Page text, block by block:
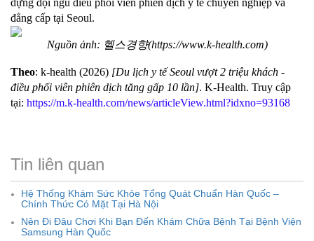
dựng đội ngũ điều phối viên phiên dịch y tế chuyên nghiệp và
đẳng cấp tại Seoul.
Nguồn ảnh: 헬스경향(https://www.k-health.com)
Theo: k-health (2026) [Du lịch y tế Seoul vượt 2 triệu khách -
điều phối viên phiên dịch tăng gấp 10 lần]. K-Health. Truy cập
tại: https://m.k-health.com/news/articleView.html?idxno=93168
Tin liên quan
Hệ Thống Khám Sức Khỏe Tổng Quát Chuẩn Hàn Quốc –
Chính Thức Có Mặt Tại Hà Nội
Nên Đi Đâu Chơi Khi Bạn Đến Khám Chữa Bệnh Tại Bệnh Viện
Samsung Hàn Quốc